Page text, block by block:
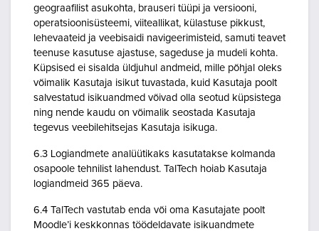
geograafilist asukohta, brauseri tüüpi ja versiooni,
operatsioonisüsteemi, viiteallikat, külastuse pikkust,
lehevaateid ja veebisaidi navigeerimisteid, samuti teavet
teenuse kasutuse ajastuse, sageduse ja mudeli kohta.
Küpsised ei sisalda üldjuhul andmeid, mille põhjal oleks
võimalik Kasutaja isikut tuvastada, kuid Kasutaja poolt
salvestatud isikuandmed võivad olla seotud küpsistega
ning nende kaudu on võimalik seostada Kasutaja
tegevus veebilehitsejas Kasutaja isikuga.
6.3 Logiandmete analüütikaks kasutatakse kolmanda
osapoole tehnilist lahendust. TalTech hoiab Kasutaja
logiandmeid 365 päeva.
6.4 TalTech vastutab enda või oma Kasutajate poolt
Moodle’i keskkonnas töödeldavate isikuandmete